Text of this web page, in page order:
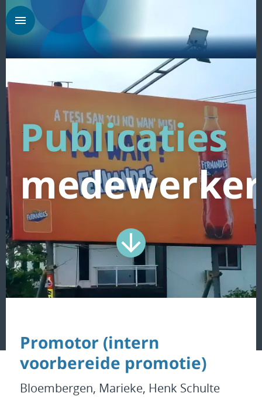
Publicaties
Promotor (intern
voorbereide promotie)
Bloembergen, Marieke, Henk Schulte